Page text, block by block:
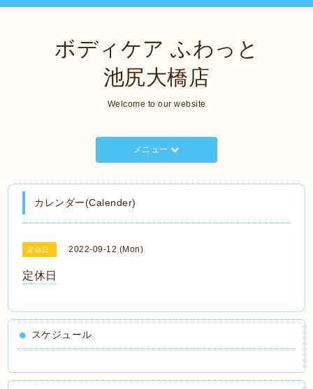
ボディケア ふわっと
池尻大橋店
Welcome to our website
メニュー
カレンダー(Calender)
定休日 2022-09-12 (Mon)
定休日
スケジュール